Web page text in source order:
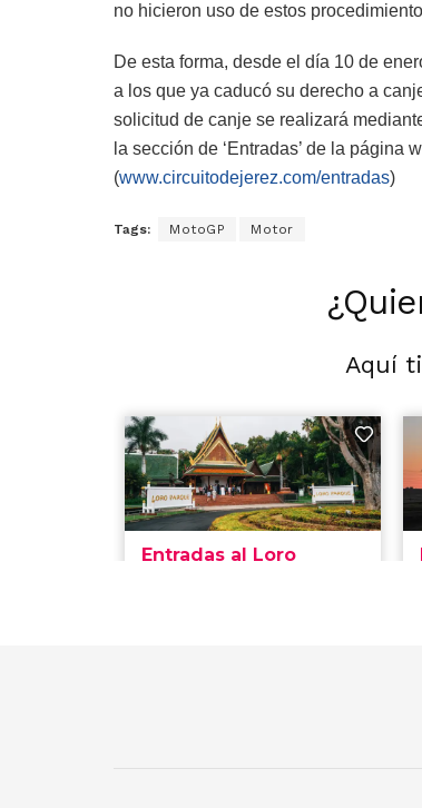
no hicieron uso de estos
De esta forma, desde el día 10 de
a los que ya caducó su derecho a
solicitud de canje se realizará
la sección de ‘Entradas’ de la
(www.circuitodejerez.com/entradas)
Tags: MotoGP Motor
Aquí